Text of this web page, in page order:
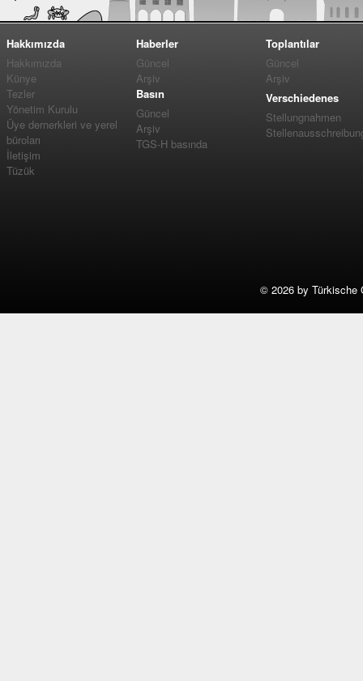
Hakkımızda
Hakkımızda
Künye
Tezler
Yönetim Kurulu
Üye dernerkleri ve yerel
büroları
İletişim
Tüzük
Haberler
Güncel
Arşiv
Basın
Güncel
Arşiv
TGS-H basında
Toplantılar
Güncel
Arşiv
Verschiedenes
Stellungnahmen
© 2026 by Türkische